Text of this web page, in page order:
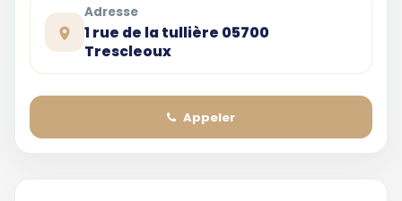
Adresse
1 rue de la tullière 05700
Trescleoux
Appeler